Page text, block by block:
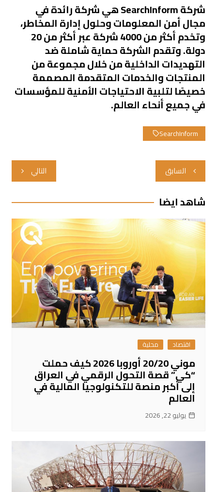
شركة SearchInform هي شركة رائدة في
مجال أمن المعلومات وحلول إدارة المخاطر،
وتخدم أكثر من 4000 شركة عبر أكثر من 20
دولة. وتقدم الشركة حماية شاملة ضد
التهديدات الداخلية من خلال مجموعة من
المنتجات والخدمات المتقدمة المصممة
خصيصًا لتلبية الاحتياجات الأمنية للمؤسسات
في جميع أنحاء العالم.
SearchInform
تصفّح
المقالات
السابق التالي
شاهد ايضا
اقتصاد محلية
موني 20/20 أوروبا 2026 كيف حملت
“كي” قصة التحول الرقمي في العراق
إلى أكبر منصة للتكنولوجيا المالية في
العالم
يوليو 22, 2026